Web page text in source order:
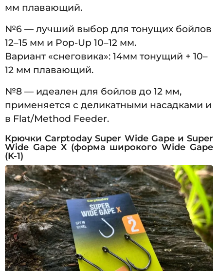
мм плавающий.
№6 — лучший выбор для тонущих бойлов
12–15 мм и Pop-Up 10–12 мм.
Вариант «снеговика»: 14мм тонущий + 10–
12 мм плавающий.
№8 — идеален для бойлов до 12 мм,
применяется с деликатными насадками и
в Flat/Method Feeder.
Крючки Carptoday Super Wide Gape и Super
Wide Gape X (форма широкого Wide Gape
(K-1)